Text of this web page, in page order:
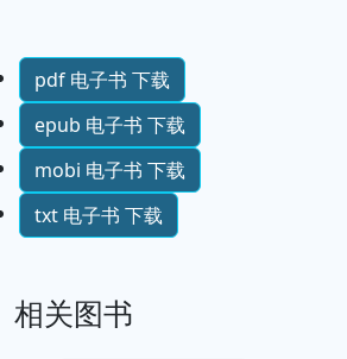
pdf 电子书 下载
epub 电子书 下载
mobi 电子书 下载
txt 电子书 下载
相关图书